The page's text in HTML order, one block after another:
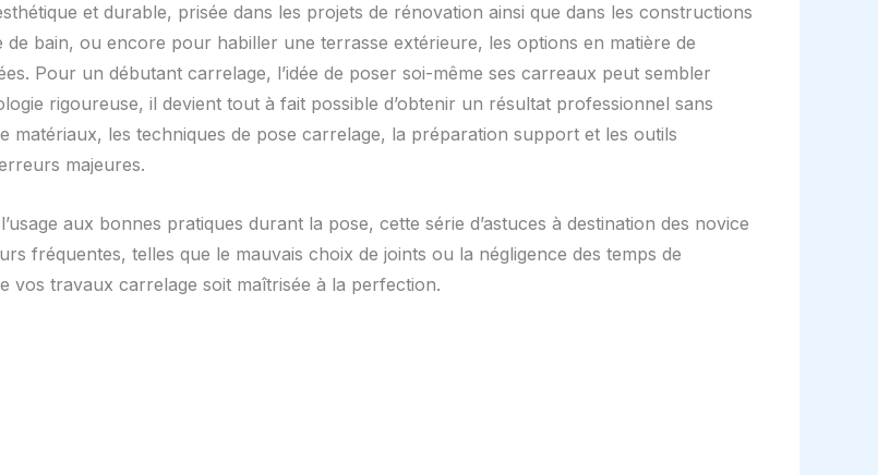
et durable, prisée dans les projets de rénovation ainsi que dans les constructions
bain, ou encore pour habiller une terrasse extérieure, les options en matière de
Pour un débutant carrelage, l’idée de poser soi-même ses carreaux peut sembler
rigoureuse, il devient tout à fait possible d’obtenir un résultat professionnel sans
matériaux, les techniques de pose carrelage, la préparation support et les outils
majeures.
aux bonnes pratiques durant la pose, cette série d’astuces à destination des novice
fréquentes, telles que le mauvais choix de joints ou la négligence des temps de
vos travaux carrelage soit maîtrisée à la perfection.